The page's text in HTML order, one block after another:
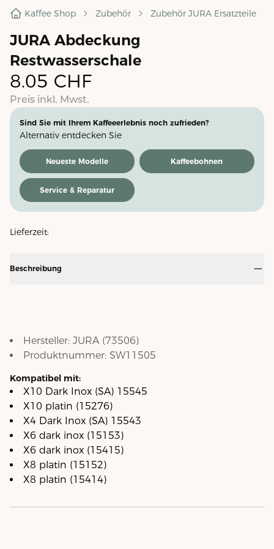
Kaffee Shop Zubehör Zubehör JURA Ersatzteile
JURA Abdeckung
Restwasserschale
8.05 CHF
Preis inkl. Mwst.
Sind Sie mit Ihrem Kaffeeerlebnis noch zufrieden?
Alternativ entdecken Sie
Neueste Modelle Kaffeebohnen
Service & Reparatur
Lieferzeit:
Beschreibung
Hersteller: JURA (73506)
Produktnummer: SW11505
Kompatibel mit:
X10 Dark Inox (SA) 15545
X10 platin (15276)
X4 Dark Inox (SA) 15543
X6 dark inox (15153)
X6 dark inox (15415)
X8 platin (15152)
X8 platin (15414)